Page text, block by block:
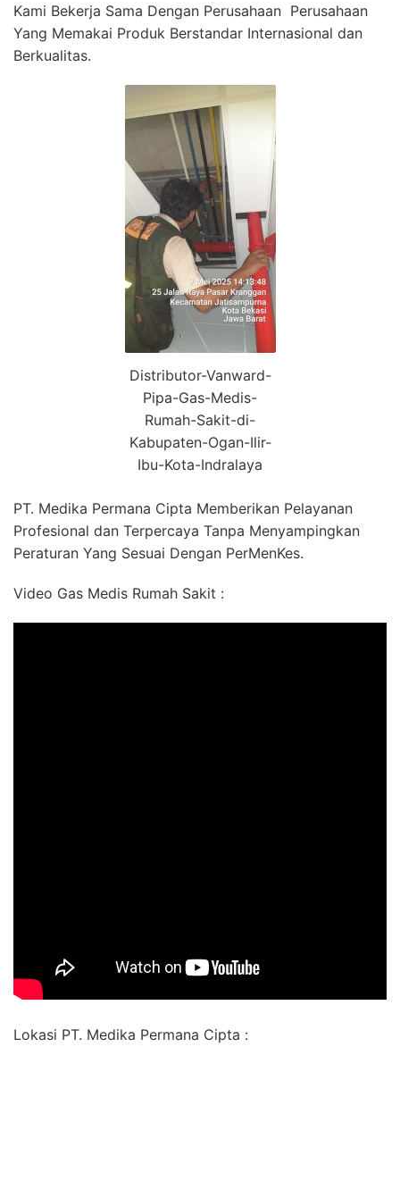
Kami Bekerja Sama Dengan Perusahaan Perusahaan
Yang Memakai Produk Berstandar Internasional dan
Berkualitas.
Distributor-Vanward-
Pipa-Gas-Medis-
Rumah-Sakit-di-
Kabupaten-Ogan-Ilir-
Ibu-Kota-Indralaya
PT. Medika Permana Cipta Memberikan Pelayanan
Profesional dan Terpercaya Tanpa Menyampingkan
Peraturan Yang Sesuai Dengan PerMenKes.
Video Gas Medis Rumah Sakit :
Lokasi PT. Medika Permana Cipta :